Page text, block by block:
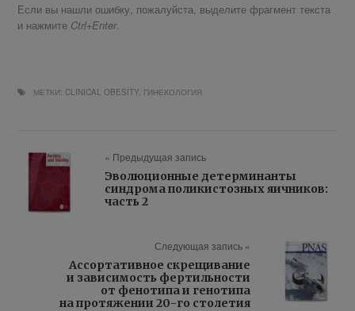
Если вы нашли ошибку, пожалуйста, выделите фрагмент текста
и нажмите Ctrl+Enter.
МЕТКИ:CLINICAL OBESITY, ГИНЕКОЛОГИЯ
« Предыдущая запись
Эволюционные детерминанты
синдрома поликистозных яичников:
часть 2
Следующая запись »
Ассортативное скрещивание
и зависимость фертильности
от фенотипа и генотипа
на протяжении 20-го столетия